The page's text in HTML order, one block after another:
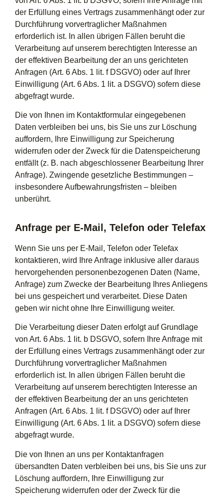
der Erfüllung eines Vertrags zusammenhängt oder zur
Durchführung vorvertraglicher Maßnahmen
erforderlich ist. In allen übrigen Fällen beruht die
Verarbeitung auf unserem berechtigten Interesse an
der effektiven Bearbeitung der an uns gerichteten
Anfragen (Art. 6 Abs. 1 lit. f DSGVO) oder auf Ihrer
Einwilligung (Art. 6 Abs. 1 lit. a DSGVO) sofern diese
abgefragt wurde.
Die von Ihnen im Kontaktformular eingegebenen
Daten verbleiben bei uns, bis Sie uns zur Löschung
auffordern, Ihre Einwilligung zur Speicherung
widerrufen oder der Zweck für die Datenspeicherung
entfällt (z. B. nach abgeschlossener Bearbeitung Ihrer
Anfrage). Zwingende gesetzliche Bestimmungen –
insbesondere Aufbewahrungsfristen – bleiben
unberührt.
Anfrage per E-Mail, Telefon oder Telefax
Wenn Sie uns per E-Mail, Telefon oder Telefax
kontaktieren, wird Ihre Anfrage inklusive aller daraus
hervorgehenden personenbezogenen Daten (Name,
Anfrage) zum Zwecke der Bearbeitung Ihres Anliegens
bei uns gespeichert und verarbeitet. Diese Daten
geben wir nicht ohne Ihre Einwilligung weiter.
Die Verarbeitung dieser Daten erfolgt auf Grundlage
von Art. 6 Abs. 1 lit. b DSGVO, sofern Ihre Anfrage mit
der Erfüllung eines Vertrags zusammenhängt oder zur
Durchführung vorvertraglicher Maßnahmen
erforderlich ist. In allen übrigen Fällen beruht die
Verarbeitung auf unserem berechtigten Interesse an
der effektiven Bearbeitung der an uns gerichteten
Anfragen (Art. 6 Abs. 1 lit. f DSGVO) oder auf Ihrer
Einwilligung (Art. 6 Abs. 1 lit. a DSGVO) sofern diese
abgefragt wurde.
Die von Ihnen an uns per Kontaktanfragen
übersandten Daten verbleiben bei uns, bis Sie uns zur
Löschung auffordern, Ihre Einwilligung zur
Speicherung widerrufen oder der Zweck für die